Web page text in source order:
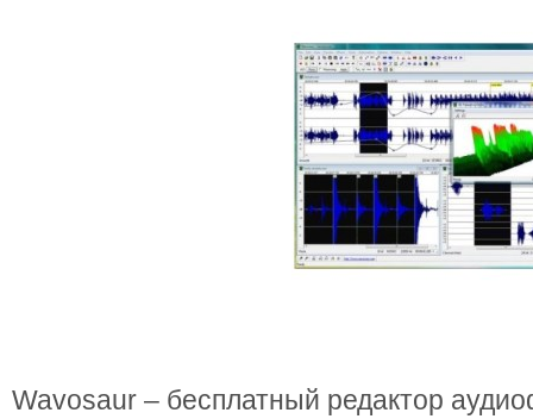
Wavosaur – бесплатный редактор